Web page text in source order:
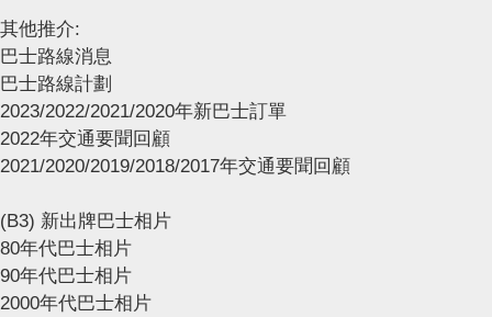
其他推介:
巴士路線消息
巴士路線計劃
2023/2022/2021/2020年新巴士訂單
2022年交通要聞回顧
2021/2020/2019/2018/2017年交通要聞回顧
(B3) 新出牌巴士相片
80年代巴士相片
90年代巴士相片
2000年代巴士相片